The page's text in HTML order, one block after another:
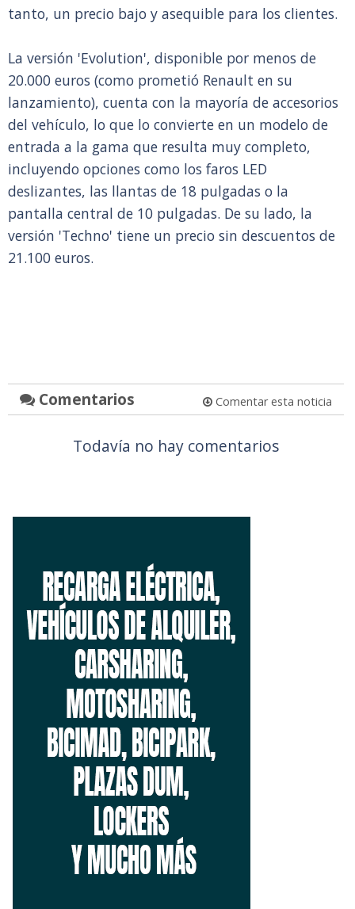
tanto, un precio bajo y asequible para los clientes.
La versión 'Evolution', disponible por menos de
20.000 euros (como prometió Renault en su
lanzamiento), cuenta con la mayoría de accesorios
del vehículo, lo que lo convierte en un modelo de
entrada a la gama que resulta muy completo,
incluyendo opciones como los faros LED
deslizantes, las llantas de 18 pulgadas o la
pantalla central de 10 pulgadas. De su lado, la
versión 'Techno' tiene un precio sin descuentos de
21.100 euros.
Comentarios Comentar esta noticia
Todavía no hay comentarios